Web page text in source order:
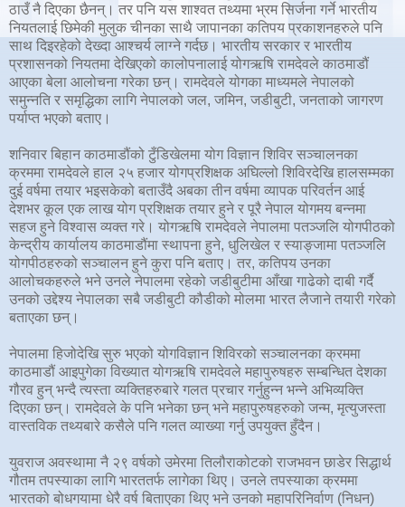
ठाउँ नै दिएका छैनन्। तर पनि यस शाश्वत तथ्यमा भ्रम सिर्जना गर्ने भारतीय
नियतलाई छिमेकी मुलुक चीनका साथै जापानका कतिपय प्रकाशनहरुले पनि
साथ दिइरहेको देख्दा आश्चर्य लाग्ने गर्दछ। भारतीय सरकार र भारतीय
प्रशासनको नियतमा देखिएको कालोपनालाई योगऋषि रामदेवले काठमाडौं
आएका बेला आलोचना गरेका छन्। रामदेवले योगका माध्यमले नेपालको
समुन्नति र समृद्धिका लागि नेपालको जल, जमिन, जडीबुटी, जनताको जागरण
पर्याप्त भएको बताए।
शनिवार बिहान काठमाडौंको टुँडिखेलमा योग विज्ञान शिविर सञ्चालनका
क्रममा रामदेवले हाल २५ हजार योगप्रशिक्षक अघिल्लो शिविरदेखि हालसम्मका
दुई वर्षमा तयार भइसकेको बताउँदै अबका तीन वर्षमा व्यापक परिवर्तन आई
देशभर कूल एक लाख योग प्रशिक्षक तयार हुने र पूरै नेपाल योगमय बन्नमा
सहज हुने विश्वास व्यक्त गरे। योगऋषि रामदेवले नेपालमा पतञ्जलि योगपीठको
केन्द्रीय कार्यालय काठमाडौंमा स्थापना हुने, धुलिखेल र स्याङ्जामा पतञ्जलि
योगपीठहरुको सञ्चालन हुने कुरा पनि बताए। तर, कतिपय उनका
आलोचकहरुले भने उनले नेपालमा रहेको जडीबुटीमा आँखा गाढेको दाबी गर्दै
उनको उद्देश्य नेपालका सबै जडीबुटी कौडीको मोलमा भारत लैजाने तयारी गरेको
बताएका छन्।
नेपालमा हिजोदेखि सुरु भएको योगविज्ञान शिविरको सञ्चालनका क्रममा
काठमाडौं आइपुगेका विख्यात योगऋषि रामदेवले महापुरुषहरु सम्बन्धित देशका
गौरव हुन् भन्दै त्यस्ता व्यक्तिहरुबारे गलत प्रचार गर्नुहुन्न भन्ने अभिव्यक्ति
दिएका छन्। रामदेवले के पनि भनेका छन् भने महापुरुषहरुको जन्म, मृत्युजस्ता
वास्तविक तथ्यबारे कसैले पनि गलत व्याख्या गर्नु उपयुक्त हुँदैन।
युवराज अवस्थामा नै २९ वर्षको उमेरमा तिलौराकोटको राजभवन छाडेर सिद्धार्थ
गौतम तपस्याका लागि भारततर्फ लागेका थिए। उनले तपस्याका क्रममा
भारतको बोधगयामा धेरै वर्ष बिताएका थिए भने उनको महापरिनिर्वाण (निधन)